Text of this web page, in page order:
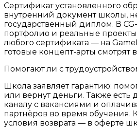
Сертификат установленного
внутренний документ школы,
государственный диплом. В
портфолио и реальные
любого сертификата — на
готовые концепт-арты смотрят
Помогают ли с
Школа заявляет гарантию:
или вернут деньги. Также есть
каналу с вакансиями и
партнёров во время обучения.
условия возврата — в оферте